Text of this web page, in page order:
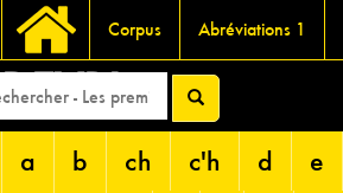
Corpus Abréviations 1
DEVRI
a b ch c'h d
e